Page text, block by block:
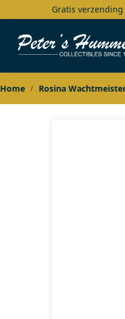
Gratis
Search
Home / Rosina